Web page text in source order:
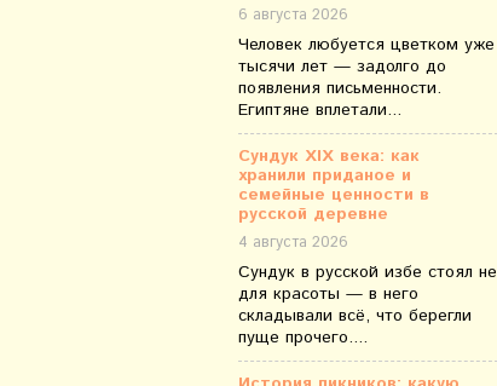
6 августа 2026
Человек любуется цветком уже
тысячи лет — задолго до
появления письменности.
Египтяне вплетали...
Сундук XIX века: как
хранили приданое и
семейные ценности в
русской деревне
4 августа 2026
Сундук в русской избе стоял не
для красоты — в него
складывали всё, что берегли
пуще прочего....